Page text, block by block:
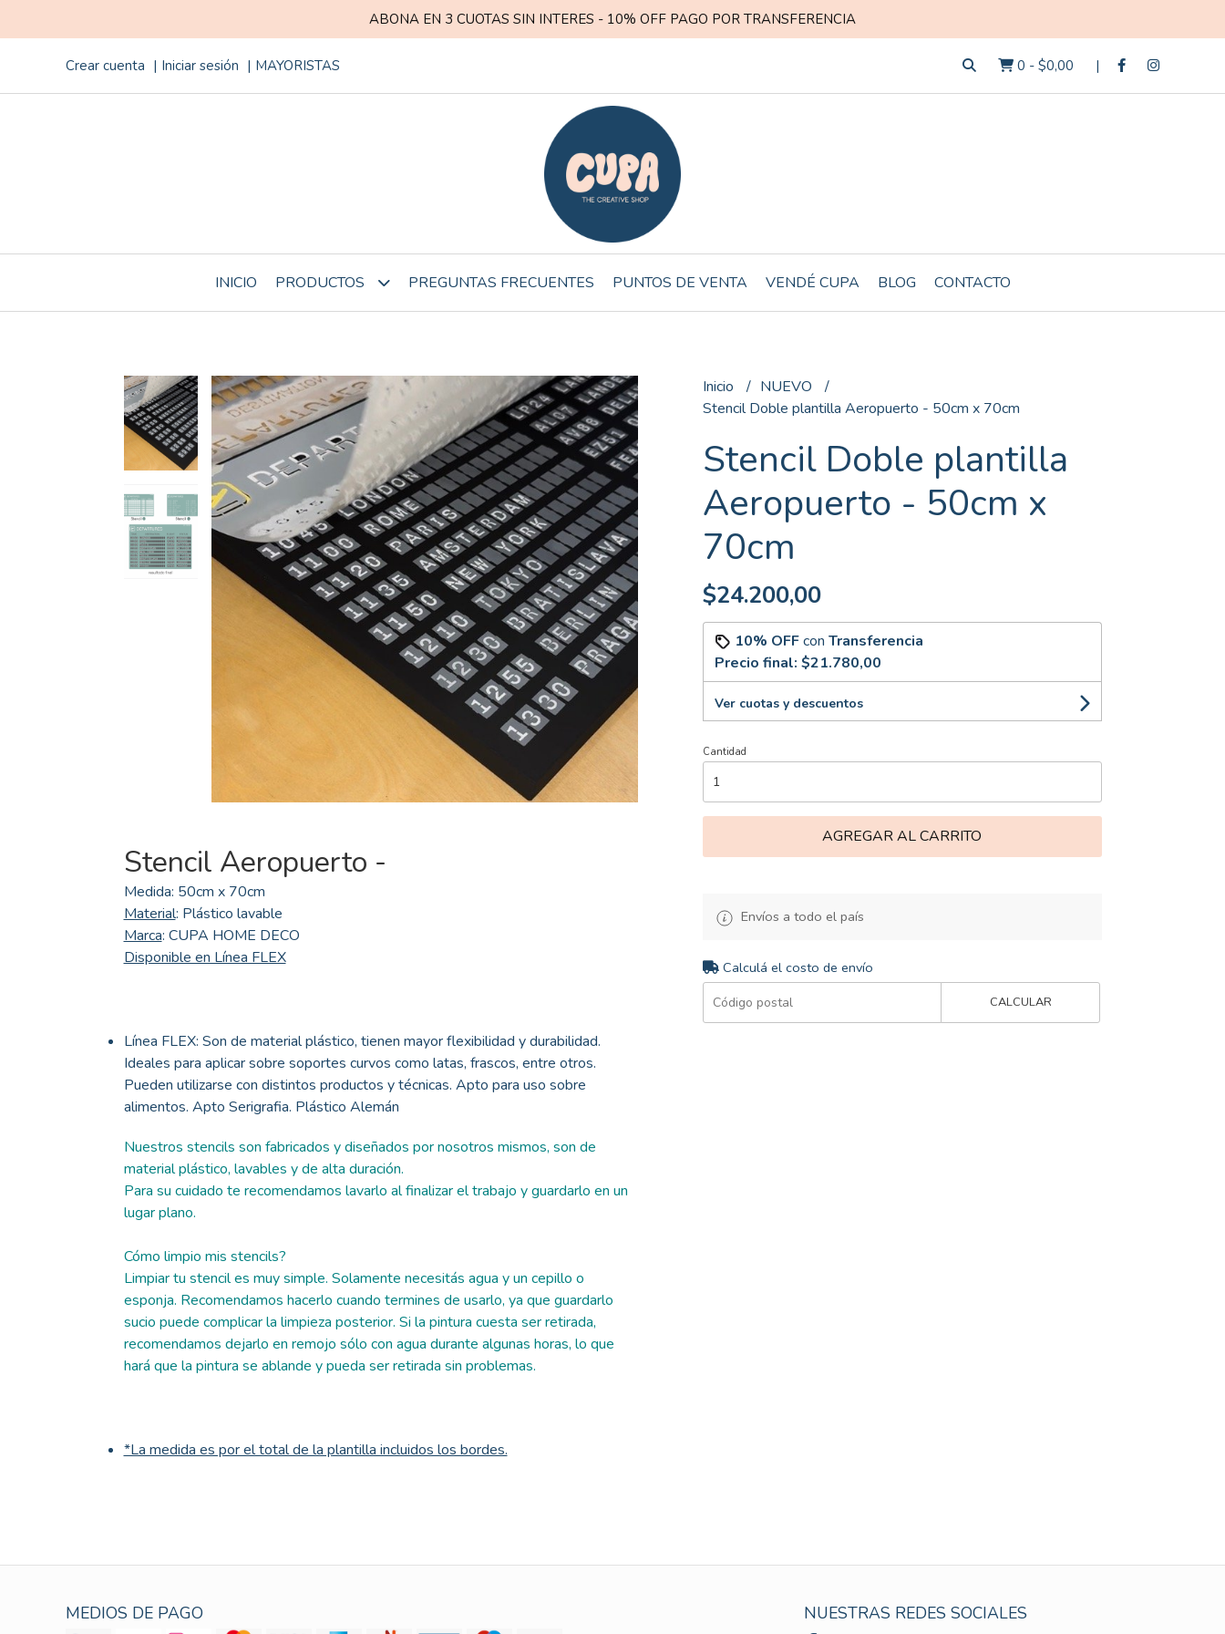
ABONA EN 3 CUOTAS SIN INTERES - 10% OFF PAGO POR TRANSFERENCIA
Crear cuenta Iniciar sesión MAYORISTAS 0 - $0,00
INICIO PRODUCTOS PREGUNTAS FRECUENTES PUNTOS DE VENTA VENDÉ CUPA BLOG CONTACTO
Stencil Aeropuerto -
Medida: 50cm x 70cm
Material: Plástico lavable
Marca: CUPA HOME DECO
Disponible en Línea FLEX
Línea FLEX: Son de material plástico, tienen mayor flexibilidad y durabilidad.
Ideales para aplicar sobre soportes curvos como latas, frascos, entre otros.
Pueden utilizarse con distintos productos y técnicas. Apto para uso sobre
alimentos. Apto Serigrafia. Plástico Alemán
Nuestros stencils son fabricados y diseñados por nosotros mismos, son de
material plástico, lavables y de alta duración.
Para su cuidado te recomendamos lavarlo al finalizar el trabajo y guardarlo en un
lugar plano.
Cómo limpio mis stencils?
Limpiar tu stencil es muy simple. Solamente necesitás agua y un cepillo o
esponja. Recomendamos hacerlo cuando termines de usarlo, ya que guardarlo
sucio puede complicar la limpieza posterior. Si la pintura cuesta ser retirada,
recomendamos dejarlo en remojo sólo con agua durante algunas horas, lo que
hará que la pintura se ablande y pueda ser retirada sin problemas.
*La medida es por el total de la plantilla incluidos los bordes.
Inicio
NUEVO
Stencil Doble plantilla Aeropuerto - 50cm x 70cm
Stencil Doble plantilla
Aeropuerto - 50cm x
70cm
$24.200,00
10% OFFcon Transferencia
Precio final: $21.780,00
Ver cuotas y descuentos
Cantidad
AGREGAR AL CARRITO
Envíos a todo el país
Calculá el costo de envío
CALCULAR
MEDIOS DE PAGO NUESTRAS REDES SOCIALES